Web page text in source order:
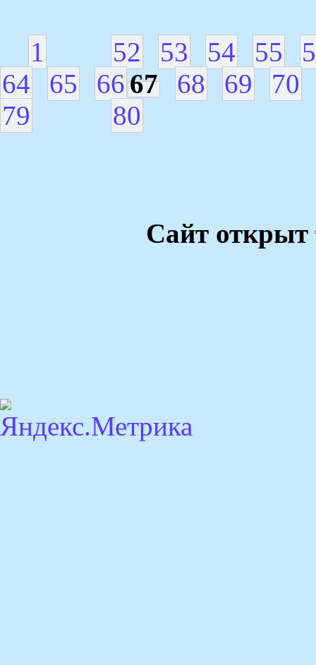
1 52 53 54 55
64
65 6667 68 69
70
79
80
Сайт открыт